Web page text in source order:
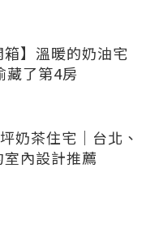
箱】溫暖的奶油宅
藏了第4房
奶茶住宅｜台北、
內設計推薦